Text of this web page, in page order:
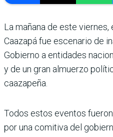
La mañana de este
Caazapá fue escenario de
Gobierno a entidades
y de un gran almuerzo
caazapeña.
Todos estos eventos
por una comitiva del